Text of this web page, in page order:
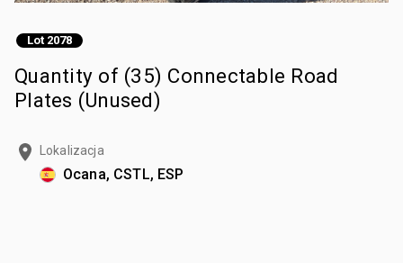
Lot 2078
Quantity of (35) Connectable Road
Plates (Unused)
Lokalizacja
Ocana, CSTL, ESP